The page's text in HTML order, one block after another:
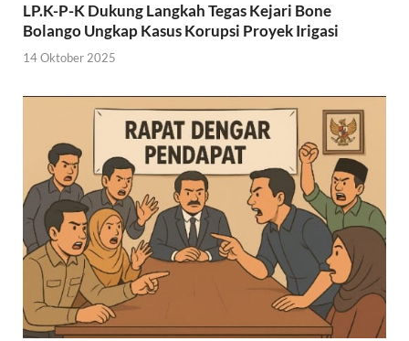
LP.K-P-K Dukung Langkah Tegas Kejari Bone
Bolango Ungkap Kasus Korupsi Proyek Irigasi
14 Oktober 2025